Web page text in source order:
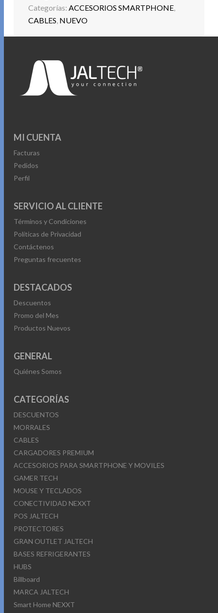
Categorías: ACCESORIOS SMARTPHONE
CABLES NUEVO
MI CUENTA
Facturas
Pedidos
Perfil
SERVICIO AL CLIENTE
Términos y Condiciones
Políticas de Privacidad
Contáctenos
Preguntas frecuentes
DESTACADOS
Descuentos
Promo del Mes
Productos Nuevos
GENERAL
Quiénes Somos
CATEGORÍAS
DESCUENTOS
MORRALES
CABLES
CARGADORES PREMIUM
ACCESORIOS PARA SMARTPHONE Y MOVILES
GAMER TECH
MOUSE Y TECLADOS
CONECTIVIDAD NEXXT
POS JALTECH
PROTECTORES
GRAN OUTLET JALTECH
BASES REFRIGERANTES
HUBS
Billboard
MARCA JALTECH
Smart Home NEXXT